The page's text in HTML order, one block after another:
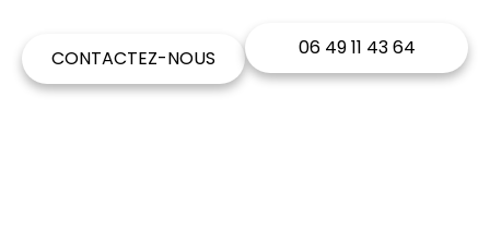
CONTACTEZ-NOUS 06 49 11 43 64